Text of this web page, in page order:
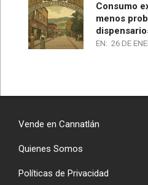
Consumo
menos
EN: 26 DE
Vende en Cannatlán
Quienes Somos
Políticas de Privacidad